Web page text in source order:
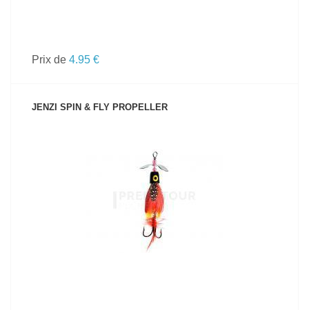
Prix de 4.95 €
JENZI SPIN & FLY PROPELLER
VOIR LE PRODUIT